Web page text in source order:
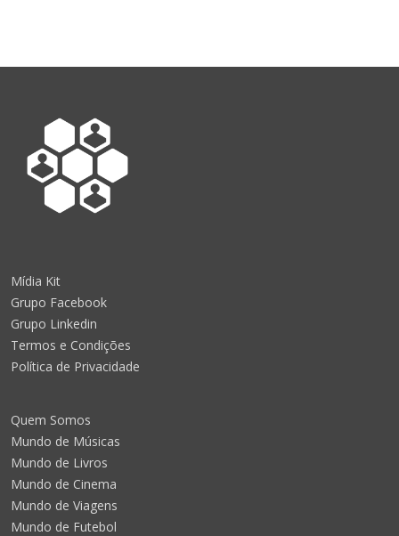
Mídia Kit
Grupo Facebook
Grupo Linkedin
Termos e Condições
Política de Privacidade
Quem Somos
Mundo de Músicas
Mundo de Livros
Mundo de Cinema
Mundo de Viagens
Mundo de Futebol